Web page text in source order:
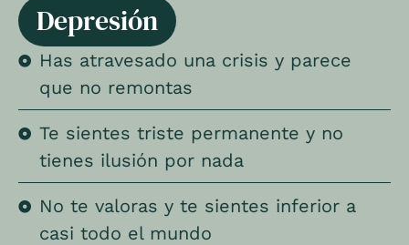
Depresión
Has atravesado una crisis y parece
que no remontas
Te sientes triste permanente y no
tienes ilusión por nada
No te valoras y te sientes inferior a
casi todo el mundo